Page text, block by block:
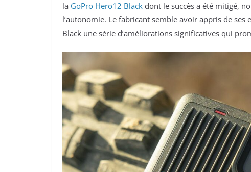
la GoPro Hero12 Black dont le succès a été mitigé,
l’autonomie. Le fabricant semble avoir appris de
Black une série d’améliorations significatives qui